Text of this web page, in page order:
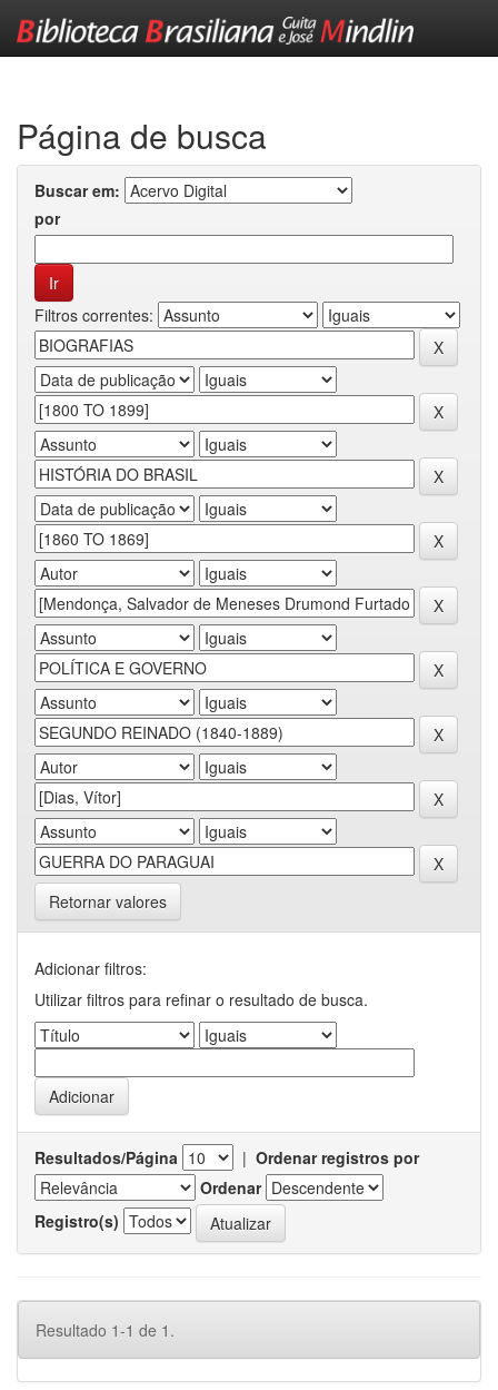
Página de busca
Buscar em:
por
Filtros correntes:
Retornar valores
Adicionar filtros:
Utilizar filtros para refinar o resultado de busca.
Resultados/Página | Ordenar registros por
Ordenar
Registro(s)
Resultado 1-1 de 1.